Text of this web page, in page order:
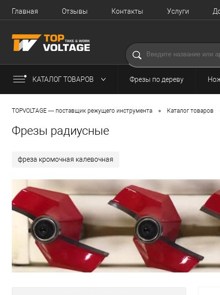
Главная Отзывы Контакты Услуги
КАТАЛОГ ТОВАРОВ Фрезы по дереву
TOPVOLTAGE — поставщик режущего инструмента • Каталог товаров
Фрезы радиусные
фреза кромочная калевочная